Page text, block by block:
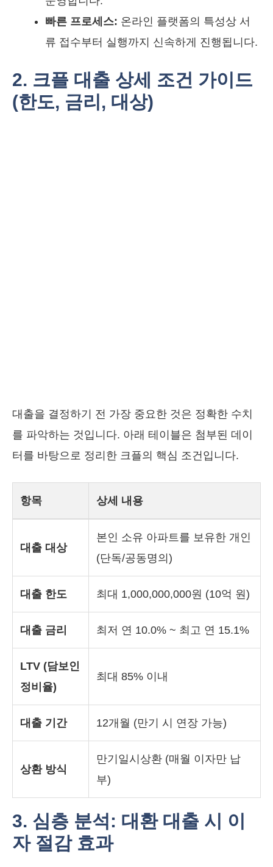
빠른 프로세스: 온라인 플랫폼의 특성상 서
류 접수부터 실행까지 신속하게 진행됩니다.
2. 크플 대출 상세 조건 가이드
(한도, 금리, 대상)
대출을 결정하기 전 가장 중요한 것은 정확한 수치
를 파악하는 것입니다. 아래 테이블은 첨부된 데이
터를 바탕으로 정리한 크플의 핵심 조건입니다.
항목 상세 내용
대출 대상
본인 소유 아파트를 보유한 개인
(단독/공동명의)
대출 한도 최대 1,000,000,000원 (10억 원)
대출 금리 최저 연 10.0% ~ 최고 연 15.1%
LTV (담보인
정비율)
최대 85% 이내
대출 기간 12개월 (만기 시 연장 가능)
상환 방식
만기일시상환 (매월 이자만 납
부)
3. 심층 분석: 대환 대출 시 이
자 절감 효과